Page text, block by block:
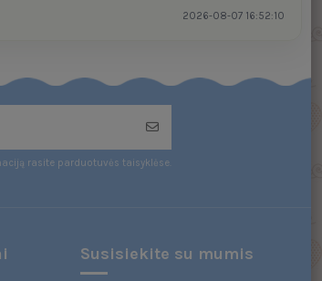
2026-08-07 16:52:10
rasite parduotuvės taisyklėse.
Susisiekite su mumis